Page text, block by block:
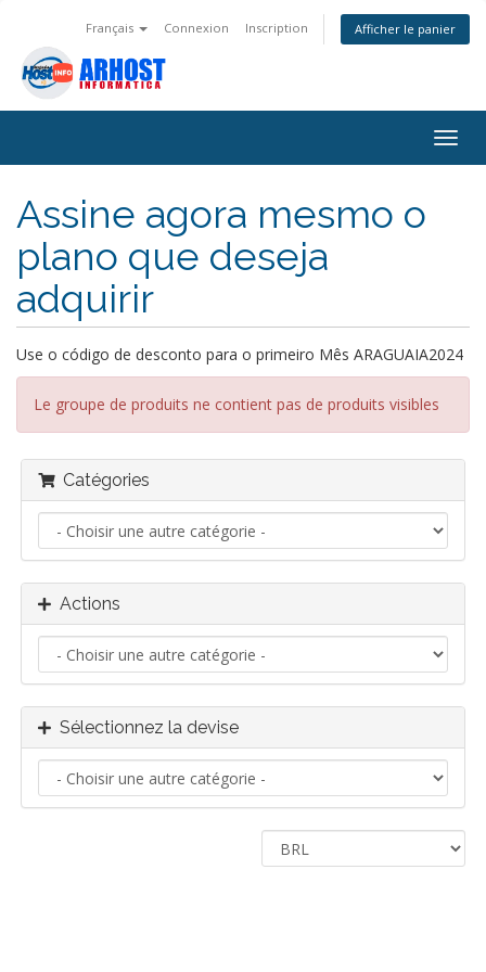
Français Connexion Inscription Afficher le panier
la
Assine agora mesmo o
plano que deseja
adquirir
Use o código de desconto para o primeiro Mês ARAGUAIA2024
Le groupe de produits ne contient pas de produits visibles
Catégories
Actions
Sélectionnez la devise